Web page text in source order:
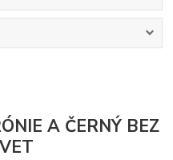
A ČERNÝ BEZ